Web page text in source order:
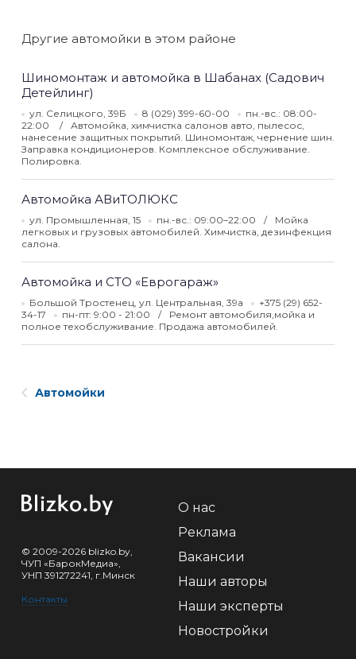
Другие автомойки в этом районе
Шиномонтаж и автомойка в Шабанах (Садович
Детейлинг)
ул. Селицкого, 39Б 8 (029) 399-60-00
пн.-вс.: 08:00-
22:00
Автомойка, химчистка салонов авто, пылесос,
нанесение защитных покрытий. Шиномонтаж, чернение шин.
Заправка кондиционеров. Комплексное обслуживание.
Полировка.
Автомойка АВиТОЛЮКС
ул. Промышленная, 15 пн.-вс.: 09:00–22:00
Мойка
легковых и грузовых автомобилей. Химчистка, дезинфекция
салона.
Автомойка и СТО «Еврогараж»
Большой Тростенец, ул. Центральная, 39а
+375 (29) 652-
34-17
пн-пт: 9:00 - 21:00
Ремонт автомобиля,мойка и
полное техобслуживание. Продажа автомобилей.
Автомойки
© 2009-2026 blizko.by,
ЧУП «БарокМедиа»,
УНП 391272241, г.Минск
Контакты
О нас
Реклама
Вакансии
Наши авторы
Наши эксперты
Новостройки